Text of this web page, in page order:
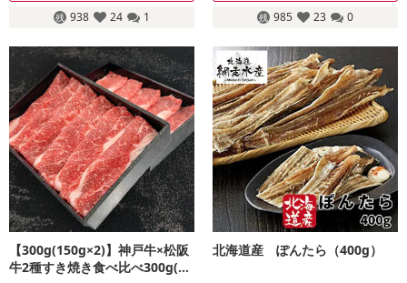
938 24 1 985 23 0
【300g(150g×2)】神戸牛×松阪
牛2種すき焼き食べ比べ300g(15
北海道産 ぽんたら（400g）